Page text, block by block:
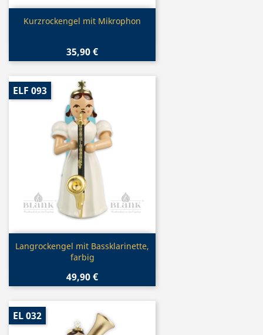
Vorschau
Kurzrockengel mit Mikrophon
35,90 €
Vorschau
Langrockengel mit Bassklarinette,
farbig
49,90 €
ELF 093
EL 032